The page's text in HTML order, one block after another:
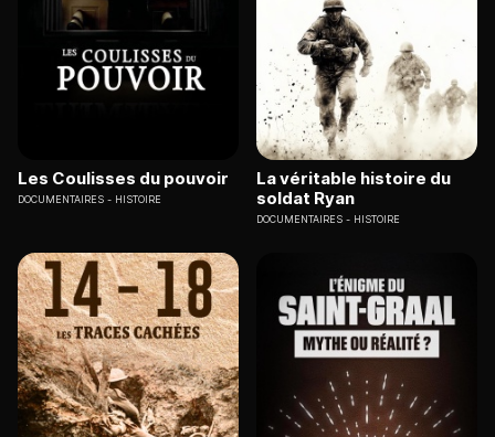
Les Coulisses du pouvoir
DOCUMENTAIRES HISTOIRE
La véritable histoire du
soldat Ryan
DOCUMENTAIRES HISTOIRE